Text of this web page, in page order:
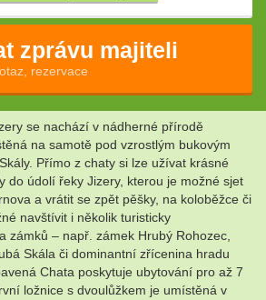
zprávu majiteli
rezervace
se nachází v nádherné přírodě
na samotě pod vzrostlým bukovým
Přímo z chaty si lze užívat krásné
do údolí řeky Jizery, kterou je možné sjet
a vrátit se zpět pěšky, na koloběžce či
navštívit i několik turisticky
zámků – např. zámek Hrubý Rohozec,
Skála či dominantní zřícenina hradu
Chata poskytuje ubytování pro až 7
ložnice s dvoulůžkem je umístěná v